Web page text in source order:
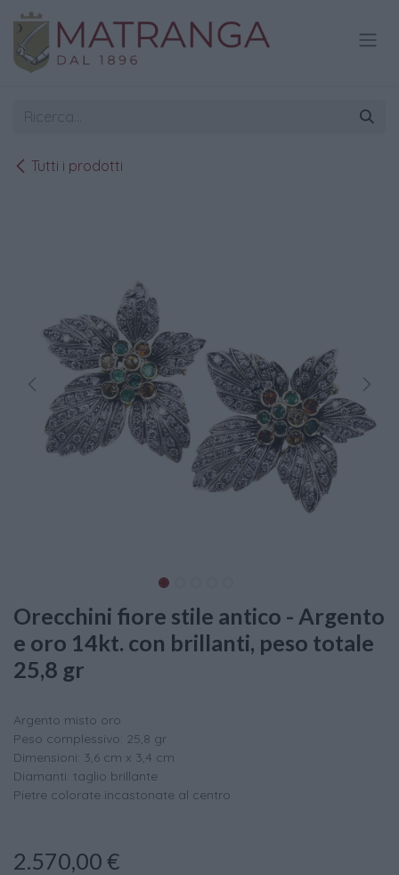
Passa al contenuto
Tutti i prodotti
Orecchini fiore stile antico - Argento
e oro 14kt. con brillanti, peso totale
25,8 gr
Argento misto oro
Peso complessivo: 25,8 gr
Dimensioni: 3,6 cm x 3,4 cm
Diamanti: taglio brillante
Pietre colorate incastonate al centro
2.570,00 €